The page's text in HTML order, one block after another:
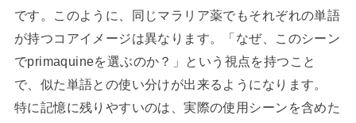
です。このように、同じマラリア薬でもそれぞれの単語
が持つコアイメージは異なります。「なぜ、このシーン
でprimaquineを選ぶのか？」という視点を持つこと
で、似た単語との使い分けが出来るようになります。
特に記憶に残りやすいのは、実際の使用シーンを含めた